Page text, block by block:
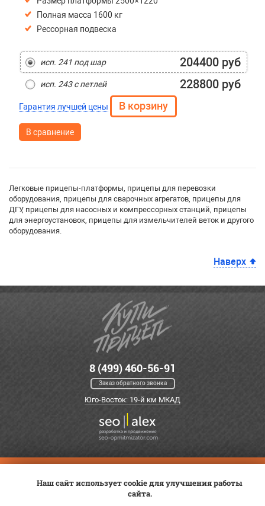
Полная масса 1600 кг
Рессорная подвеска
исп. 241 под шар 204400 руб
исп. 243 с петлей 228800 руб
Гарантия лучшей цены
В сравнение
Легковые прицепы-платформы, прицепы для перевозки
оборудования, прицепы для сварочных агрегатов, прицепы для
ДГУ, прицепы для насосных и компрессорных станций, прицепы
для энергоустановок, прицепы для измельчителей веток и другого
оборудования.
Наверх
8 (499) 460-56-91
Заказ обратного звонка
Юго-Восток: 19-й км МКАД
Сервис
Контакты
Наш сайт использует cookie для улучшения работы
сайта.